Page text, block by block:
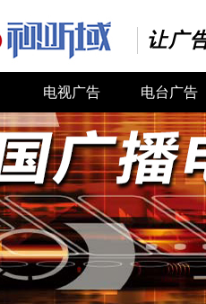
让广
电视广告 电台广告